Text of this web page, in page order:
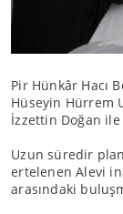
Pir Hünkâr Hacı
Hüseyin Hürrem
İzzettin Doğan
Uzun süredir
ertelenen Alevi
arasındaki